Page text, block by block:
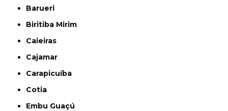
Barueri
Biritiba Mirim
Caieiras
Cajamar
Carapicuíba
Cotia
Embu Guaçú